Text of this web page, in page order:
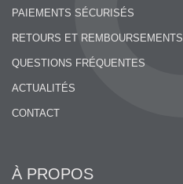
PAIEMENTS SÉCURISÉS
RETOURS ET REMBOURSEMENTS
QUESTIONS FRÉQUENTES
ACTUALITÉS
CONTACT
À PROPOS